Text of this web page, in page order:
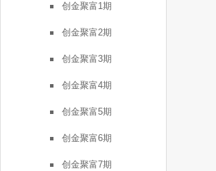
创金聚富1期
创金聚富2期
创金聚富3期
创金聚富4期
创金聚富5期
创金聚富6期
创金聚富7期